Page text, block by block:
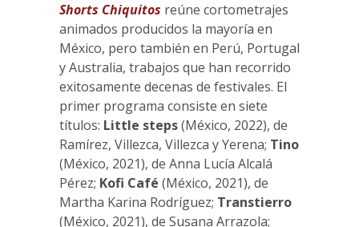
Shorts Chiquitos reúne cortometrajes
animados producidos la mayoría en
México, pero también en Perú, Portugal
y Australia, trabajos que han recorrido
exitosamente decenas de festivales. El
primer programa consiste en siete
títulos: Little steps(México, 2022), de
Ramírez, Villezca, Villezca y Yerena; Tino
(México, 2021), de Anna Lucía Alcalá
Pérez; Kofi Café (México, 2021), de
Martha Karina Rodríguez; Transtierro
(México, 2021), de Susana Arrazola;